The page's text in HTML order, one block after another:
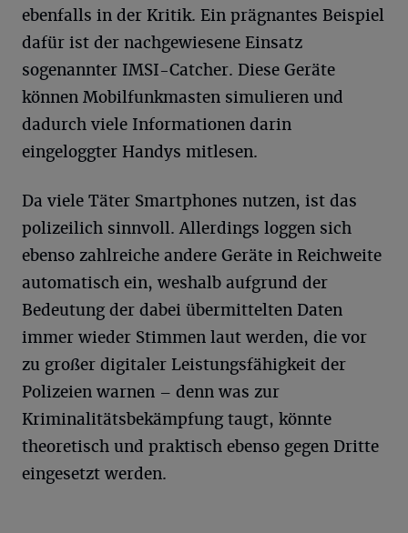
ebenfalls in der Kritik. Ein prägnantes Beispiel
dafür ist der nachgewiesene Einsatz
sogenannter IMSI-Catcher. Diese Geräte
können Mobilfunkmasten simulieren und
dadurch viele Informationen darin
eingeloggter Handys mitlesen.
Da viele Täter Smartphones nutzen, ist das
polizeilich sinnvoll. Allerdings loggen sich
ebenso zahlreiche andere Geräte in Reichweite
automatisch ein, weshalb aufgrund der
Bedeutung der dabei übermittelten Daten
immer wieder Stimmen laut werden, die vor
zu großer digitaler Leistungsfähigkeit der
Polizeien warnen – denn was zur
Kriminalitätsbekämpfung taugt, könnte
theoretisch und praktisch ebenso gegen Dritte
eingesetzt werden.